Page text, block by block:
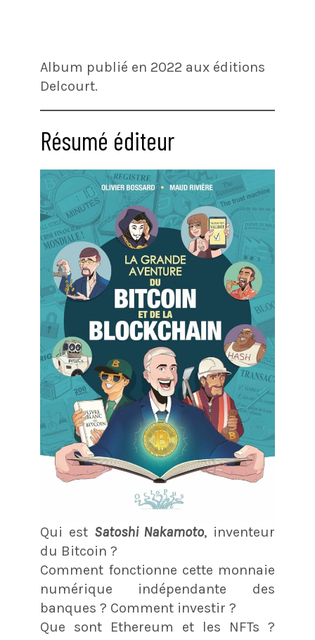
Album publié en 2022 aux éditions
Delcourt.
Résumé éditeur
Qui est Satoshi Nakamoto, inventeur
du Bitcoin ?
Comment fonctionne cette monnaie
numérique indépendante des
banques ? Comment investir ?
Que sont Ethereum et les NFTs ?